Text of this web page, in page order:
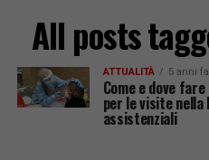
All posts
ATTUALITÀ 5 anni fa
Come e dove
per le visite
assistenziali